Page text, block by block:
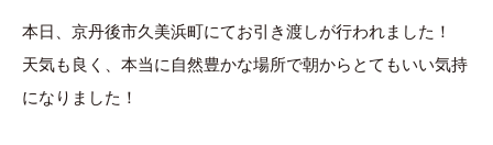
本日、京丹後市久美浜町にてお引き渡しが行われました！
天気も良く、本当に自然豊かな場所で朝からとてもいい気持
になりました！